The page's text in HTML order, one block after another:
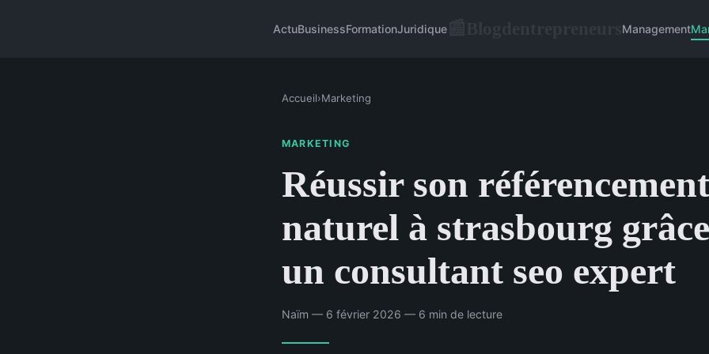
ActuBusinessFormationJuridique Management
Accueil›Marketing
MARKETING
Réussir son référencement
naturel à strasbourg
un consultant seo expert
Naïm — 6 février 2026 — 6 min de lecture